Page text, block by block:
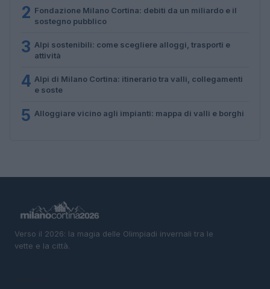
2 Fondazione Milano Cortina: debiti da un miliardo e il
sostegno pubblico
3 Alpi sostenibili: come scegliere alloggi, trasporti e
attività
4 Alpi di Milano Cortina: itinerario tra valli, collegamenti
e soste
5 Alloggiare vicino agli impianti: mappa di valli e borghi
Verso il 2026: la magia delle Olimpiadi invernali tra le
vette e la città.